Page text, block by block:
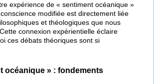
expérience de « sentiment océanique »
modifiée est directement liée
et théologiques que nous
connexion expérientielle éclaire
ces débats théoriques sont si
océanique » : fondements